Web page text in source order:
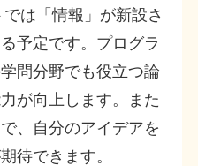
は「情報」が新設さ
予定です。プログラ
問分野でも役立つ論
が向上します。また
、自分のアイデアを
待できます。